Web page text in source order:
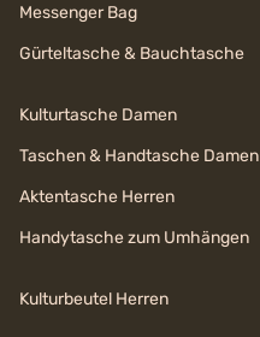
Messenger Bag
Gürteltasche & Bauchtasche
Kulturtasche Damen
Taschen & Handtasche Damen
Aktentasche Herren
Handytasche zum Umhängen
Kulturbeutel Herren